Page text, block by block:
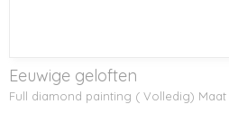
Eeuwige geloften
Full diamond painting ( Volledig) Maat